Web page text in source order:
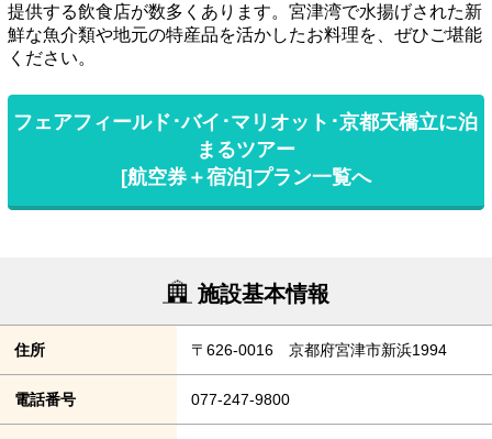
提供する飲食店が数多くあります。宮津湾で水揚げされた新
鮮な魚介類や地元の特産品を活かしたお料理を、ぜひご堪能
ください。
フェアフィールド･バイ･マリオット･京都天橋立に泊
まるツアー
[航空券＋宿泊]プラン一覧へ
施設基本情報
住所 〒626-0016 京都府宮津市新浜1994
電話番号 077-247-9800